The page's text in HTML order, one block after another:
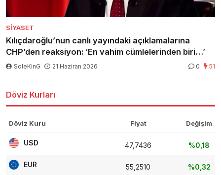
SIYASET
Kılıçdaroğlu’nun canlı yayındaki açıklamalarına
CHP’den reaksiyon: ‘En vahim cümlelerinden biri…’
SoleKinG 21 Haziran 2026 0 51
Döviz Kurları
Döviz Kuru Fiyat Değişim
USD 47,7436 %0,18
EUR 55,2510 %0,32